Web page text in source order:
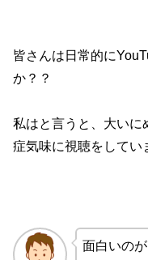
皆さんは日常的に
か？？
私はと言うと、大いに
症気味に視聴をしてい
面白いの